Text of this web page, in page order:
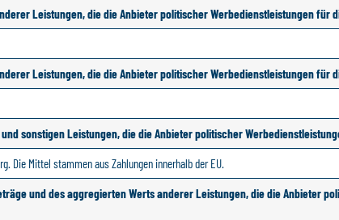
Leistungen, die die Anbieter politischer Werbedienstleistungen für
Leistungen, die die Anbieter politischer Werbedienstleistungen für
sonstigen Leistungen, die die Anbieter politischer
Die Mittel stammen aus Zahlungen innerhalb der EU.
und des aggregierten Werts anderer Leistungen, die die Anbieter